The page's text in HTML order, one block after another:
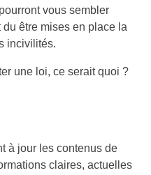
vous sembler
être mises en place la
incivilités.
une loi, ce serait quoi ?
à jour les contenus de
claires, actuelles